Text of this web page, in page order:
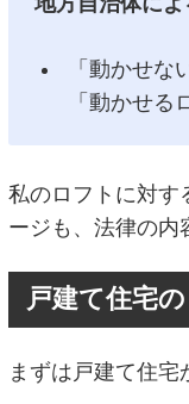
「動かせ
「動かせる
私のロフトに対す
ージも、法律の内
戸建て住宅
まずは戸建て住宅